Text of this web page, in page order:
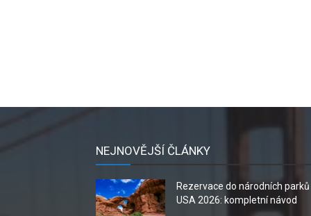
NEJNOVĚJŠÍ ČLÁNKY
Rezervace do národních parků
USA 2026: kompletní návod